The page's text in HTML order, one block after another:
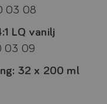
03 08
LQ vanilj
03 09
32 x 200 ml